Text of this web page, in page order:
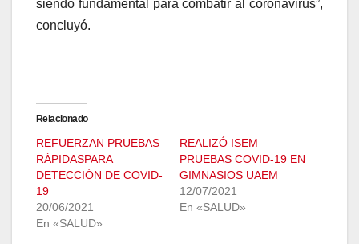
siendo fundamental para combatir al coronavirus”,
concluyó.
Relacionado
REFUERZAN PRUEBAS
RÁPIDASPARA
DETECCIÓN DE COVID-
19
20/06/2021
En «SALUD»
REALIZÓ ISEM
PRUEBAS COVID-19 EN
GIMNASIOS UAEM
12/07/2021
En «SALUD»